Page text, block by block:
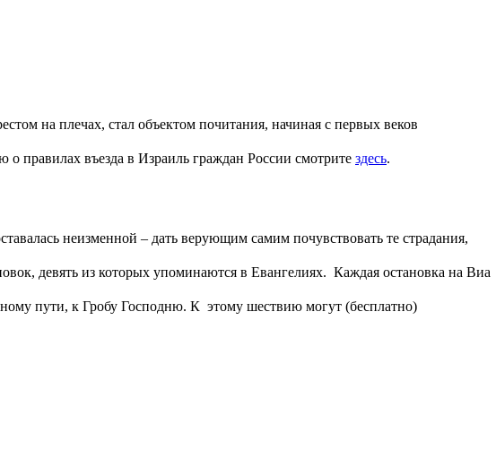
на плечах, стал объектом почитания, начиная с первых веков
правилах въезда в Израиль граждан России смотрите здесь.
неизменной – дать верующим самим почувствовать те страдания,
девять из которых упоминаются в Евангелиях. Каждая остановка на Виа
пути, к Гробу Господню. К этому шествию могут (бесплатно)